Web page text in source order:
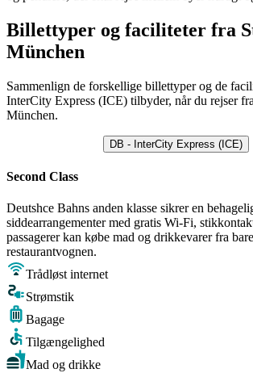
Billettyper og faciliteter fra
München
Sammenlign de forskellige billettyper og de
InterCity Express (ICE) tilbyder, når du rejser
München.
DB - InterCity Express (ICE)
Second Class
Deutshce Bahns anden klasse sikrer en
siddearrangementer med gratis Wi-Fi,
passagerer kan købe mad og drikkevarer fra
restaurantvognen.
Trådløst internet
Strømstik
Bagage
Tilgængelighed
Mad og drikke